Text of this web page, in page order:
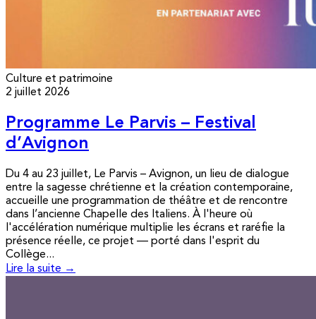
Culture et patrimoine
2 juillet 2026
Programme Le Parvis – Festival
d’Avignon
Du 4 au 23 juillet, Le Parvis – Avignon, un lieu de dialogue
entre la sagesse chrétienne et la création contemporaine,
accueille une programmation de théâtre et de rencontre
dans l’ancienne Chapelle des Italiens. À l'heure où
l'accélération numérique multiplie les écrans et raréfie la
présence réelle, ce projet — porté dans l'esprit du
Collège...
Lire la suite →